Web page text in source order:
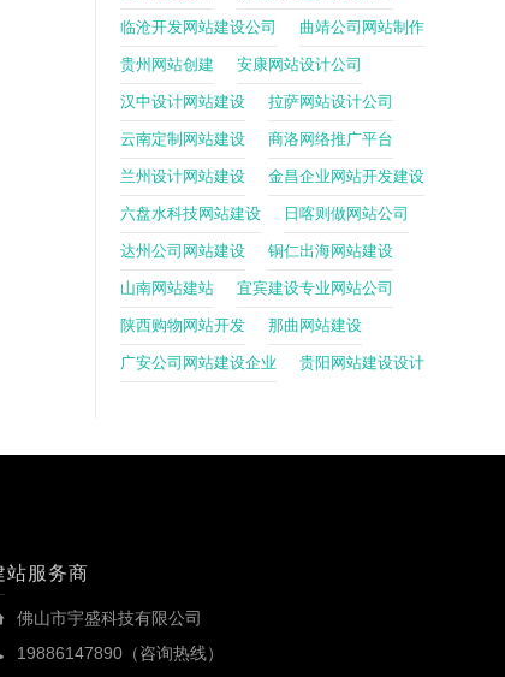
临沧开发网站建设公司 曲靖公司网站制作
贵州网站创建 安康网站设计公司
汉中设计网站建设 拉萨网站设计公司
云南定制网站建设 商洛网络推广平台
兰州设计网站建设 金昌企业网站开发建设
六盘水科技网站建设 日喀则做网站公司
达州公司网站建设 铜仁出海网站建设
山南网站建站 宜宾建设专业网站公司
陕西购物网站开发 那曲网站建设
广安公司网站建设企业 贵阳网站建设设计
站服务商
佛山市宇盛科技有限公司
19886147890（咨询热线）